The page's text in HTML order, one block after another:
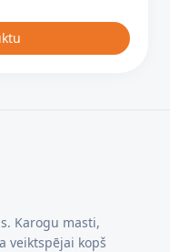
Karogu masti,
veiktspējai kopš